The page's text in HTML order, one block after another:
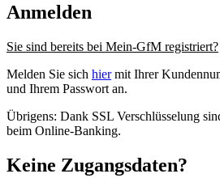
Anmelden
Sie sind bereits bei Mein-GfM registriert?
Melden Sie sich hiermit Ihrer
und Ihrem Passwort an.
Übrigens: Dank SSL Verschlüsselung
beim Online-Banking.
Keine Zugangsdaten?